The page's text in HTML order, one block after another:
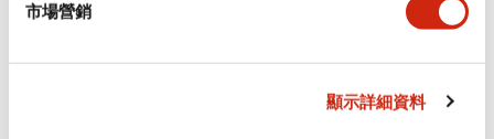
市場營銷
顯示詳細資料
環境規範